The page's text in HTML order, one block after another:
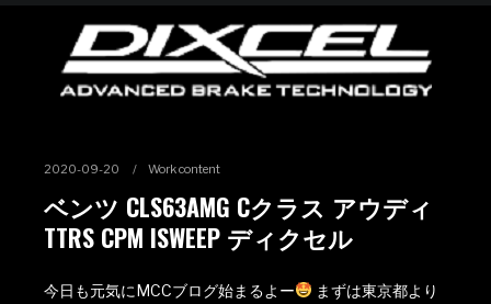
2020-09-20 Work content
ベンツ CLS63AMG Cクラス アウディ
TTRS CPM ISWEEP ディクセル
今日も元気にMCCブログ始まるよー
まずは東京都より